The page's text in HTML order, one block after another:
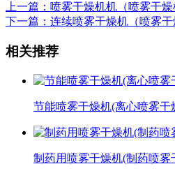
上一篇：喷雾干燥机机（喷雾干燥
下一篇：连续喷雾干燥机（喷雾干
相关推荐
节能喷雾干燥机(离心喷雾干
制药用喷雾干燥机(制药喷雾